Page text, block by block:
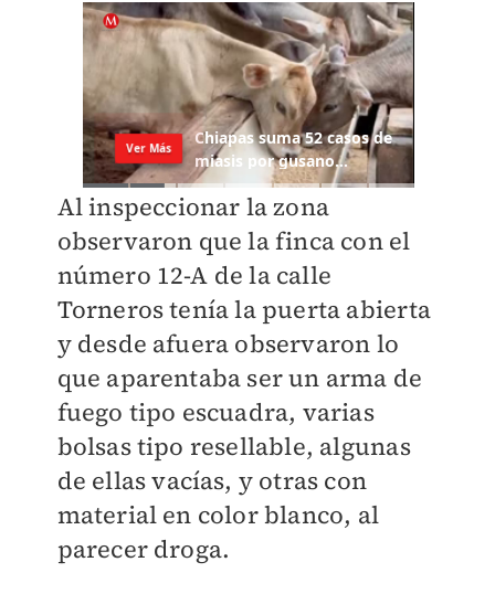
Al inspeccionar la zona
observaron que la finca con el
número 12-A de la calle
Torneros tenía la puerta abierta
y desde afuera observaron lo
que aparentaba ser un arma de
fuego tipo escuadra, varias
bolsas tipo resellable, algunas
de ellas vacías, y otras con
material en color blanco, al
parecer droga.